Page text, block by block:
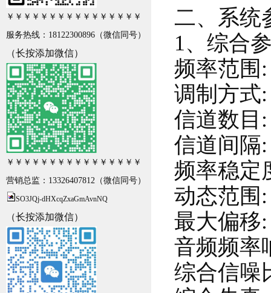
￥￥￥￥￥￥￥￥￥￥￥￥￥￥￥￥
服务热线：18122300896 （微信同号）
（长按添加微信）
￥￥￥￥￥￥￥￥￥￥￥￥￥￥￥￥
营销总监：13326407812 （微信同号）
SO3JQj-dHXcqZxaGmAvnNQ
（长按添加微信）
二、系
1、综合
频率范
调制
信道数
信道间
频率稳
动态范
最大偏
音频频
综合信